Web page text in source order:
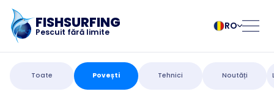
FISHSURFING
Pescuit fără limite
RO
български
Čeština
Înregistrare
Toate Povești Tehnici Noutăți